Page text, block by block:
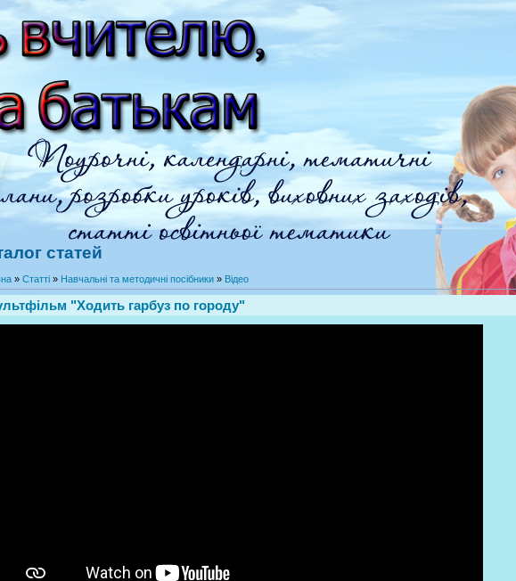
статей
» Статті » Навчальні та методичні посібники » Відео
"Ходить гарбуз по городу"